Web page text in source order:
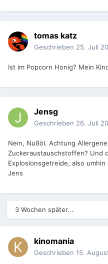
tomas katz
Geschrieben 25. Juli
Ist im Popcorn Honig? Mein
Jensg
Geschrieben 26. Juli
Nein, Nußöl. Achtung
Zuckeraustauschstoffen? Und
Explosionsgetreide, also umhin
Jens
3 Wochen später...
kinomania
Geschrieben 15.